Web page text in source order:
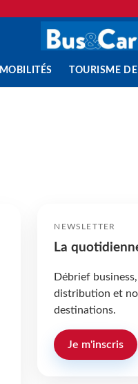
MOBILITÉS TOURISME
NEWSLETTER
La
Débrief
distribution et
destinations.
Je m'inscris